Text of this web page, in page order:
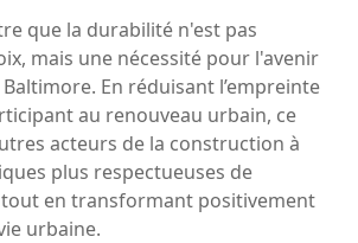
que la durabilité n'est pas
mais une nécessité pour l'avenir
En réduisant l’empreinte
au renouveau urbain, ce
acteurs de la construction à
plus respectueuses de
tout en transformant positivement
urbaine.